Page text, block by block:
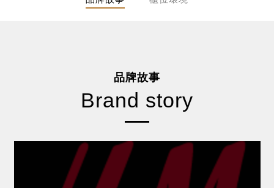
品牌故事
Brand story